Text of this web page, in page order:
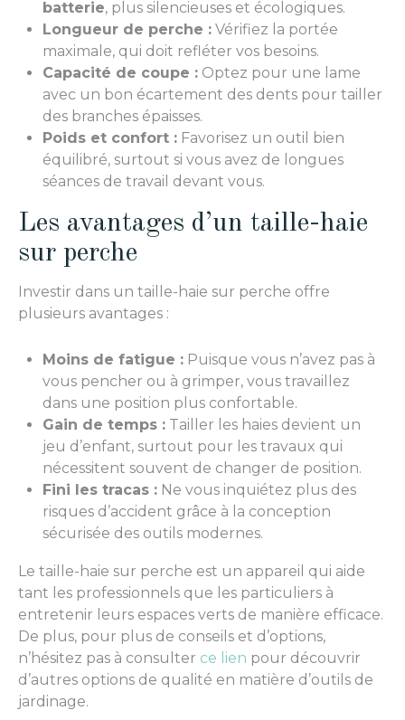
batterie, plus silencieuses et écologiques.
Longueur de perche : Vérifiez la portée
maximale, qui doit refléter vos besoins.
Capacité de coupe : Optez pour une lame
avec un bon écartement des dents pour tailler
des branches épaisses.
Poids et confort : Favorisez un outil bien
équilibré, surtout si vous avez de longues
séances de travail devant vous.
Les avantages d’un taille-haie
sur perche
Investir dans un taille-haie sur perche offre
plusieurs avantages :
Moins de fatigue : Puisque vous n’avez pas à
vous pencher ou à grimper, vous travaillez
dans une position plus confortable.
Gain de temps : Tailler les haies devient un
jeu d’enfant, surtout pour les travaux qui
nécessitent souvent de changer de position.
Fini les tracas : Ne vous inquiétez plus des
risques d’accident grâce à la conception
sécurisée des outils modernes.
Le taille-haie sur perche est un appareil qui aide
tant les professionnels que les particuliers à
entretenir leurs espaces verts de manière efficace.
De plus, pour plus de conseils et d’options,
n’hésitez pas à consulter ce lien pour découvrir
d’autres options de qualité en matière d’outils de
jardinage.